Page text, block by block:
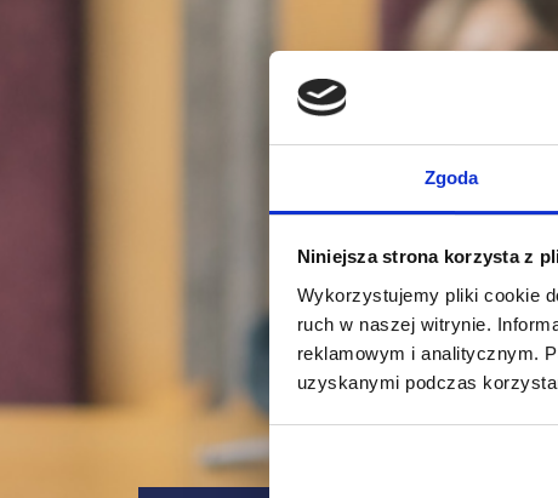
Zgoda
Niniejsza strona korzysta z
Wykorzystujemy pliki cookie
ruch w naszej witrynie.
reklamowym i analitycznym.
uzyskanymi podczas